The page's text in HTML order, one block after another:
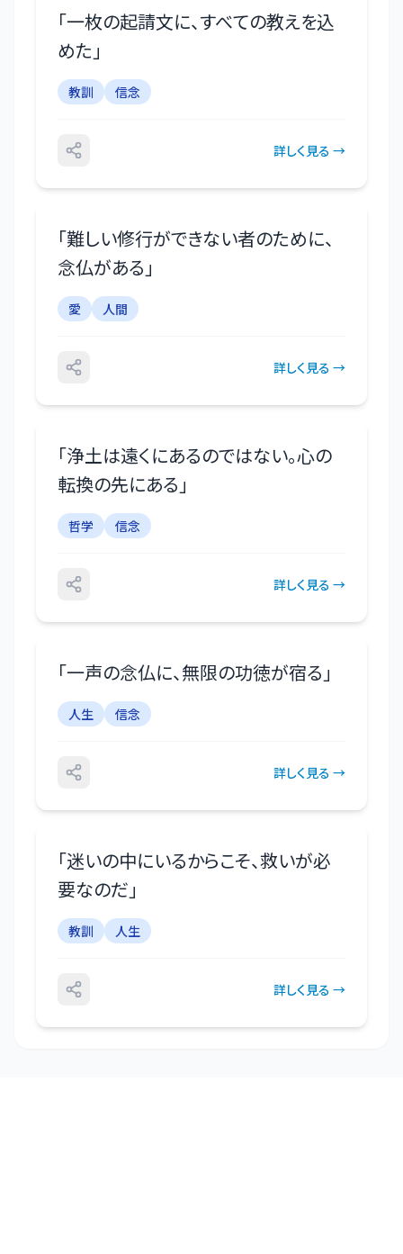
「一枚の起請文に、すべての教えを込
めた 」
教訓 信念
詳しく見る →
「難しい修行ができない者のために、
念仏がある 」
愛 人間
詳しく見る →
「浄土は遠くにあるのではない。心の
転換の先にある 」
哲学 信念
詳しく見る →
「一声の念仏に、無限の功徳が宿る 」
人生 信念
詳しく見る →
「迷いの中にいるからこそ、救いが必
要なのだ 」
教訓 人生
詳しく見る →